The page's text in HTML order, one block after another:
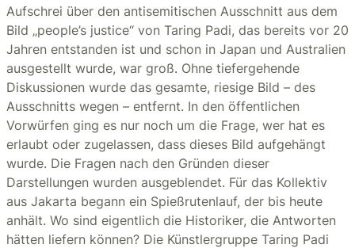
Aufschrei über den antisemitischen Ausschnitt aus dem
Bild „people’s justice“ von Taring Padi, das bereits vor 20
Jahren entstanden ist und schon in Japan und Australien
ausgestellt wurde, war groß. Ohne tiefergehende
Diskussionen wurde das gesamte, riesige Bild – des
Ausschnitts wegen – entfernt. In den öffentlichen
Vorwürfen ging es nur noch um die Frage, wer hat es
erlaubt oder zugelassen, dass dieses Bild aufgehängt
wurde. Die Fragen nach den Gründen dieser
Darstellungen wurden ausgeblendet. Für das Kollektiv
aus Jakarta begann ein Spießrutenlauf, der bis heute
anhält. Wo sind eigentlich die Historiker, die Antworten
hätten liefern können? Die Künstlergruppe Taring Padi